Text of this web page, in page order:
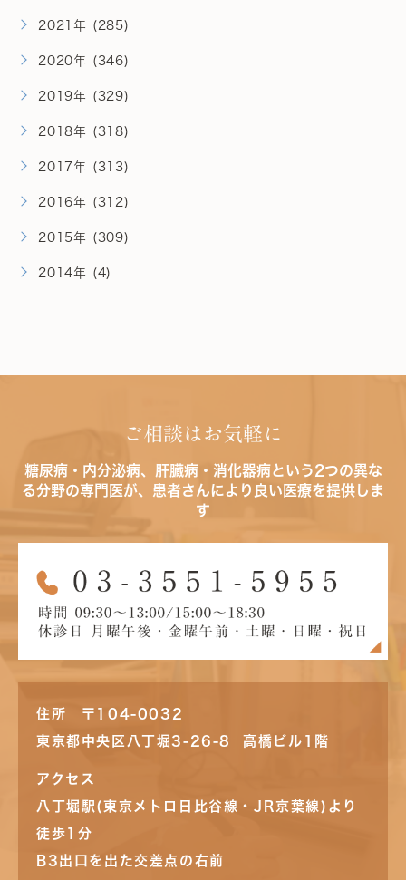
2021年 (285)
2020年 (346)
2019年 (329)
2018年 (318)
2017年 (313)
2016年 (312)
2015年 (309)
2014年 (4)
ご相談はお気軽に
糖尿病・内分泌病、肝臓病・消化器病という2つの異な
る分野の専門医が、患者さんにより良い医療を提供しま
す
住所 〒104-0032
東京都中央区八丁堀3-26-8 高橋ビル1階
アクセス
八丁堀駅(東京メトロ日比谷線・JR京葉線)より
徒歩1分
B3出口を出た交差点の右前